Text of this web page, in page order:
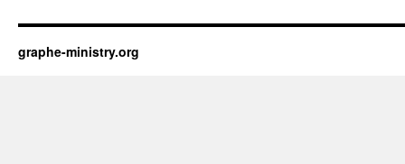
graphe-ministry.org